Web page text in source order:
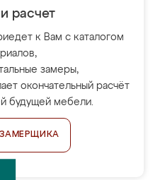
расчет
к Вам с каталогом
замеры,
окончательный расчёт
будущей мебели.